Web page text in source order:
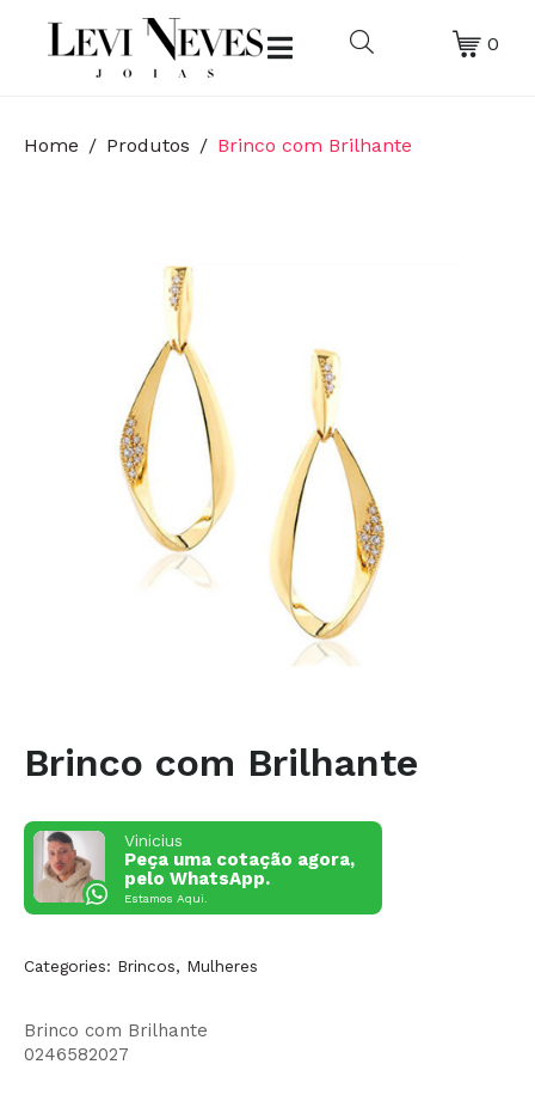
0
Home Produtos Brinco com Brilhante
Brinco com Brilhante
Vinicius
Peça uma cotação agora,
pelo WhatsApp.
Estamos Aqui.
Categories: Brincos, Mulheres
Brinco com Brilhante
0246582027